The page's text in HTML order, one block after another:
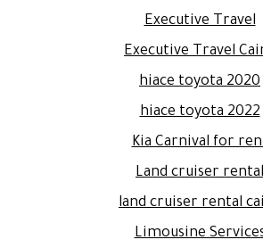
Executive Travel
Executive Travel
hiace toyota 2020
hiace toyota 2022
Kia Carnival for
Land cruiser rental
land cruiser rental
Limousine